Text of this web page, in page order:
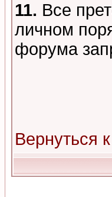
11. Все
личном
форума
Вернуться